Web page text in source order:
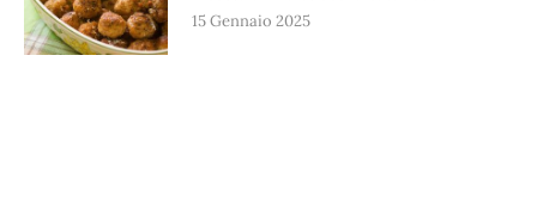
15 Gennaio 2025